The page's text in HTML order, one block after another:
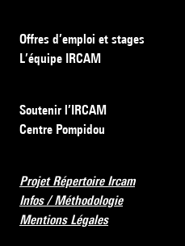
Offres d’emploi et stages
L’équipe IRCAM
Soutenir l’IRCAM
Centre Pompidou
Projet Répertoire Ircam
Infos / Méthodologie
Mentions Légales